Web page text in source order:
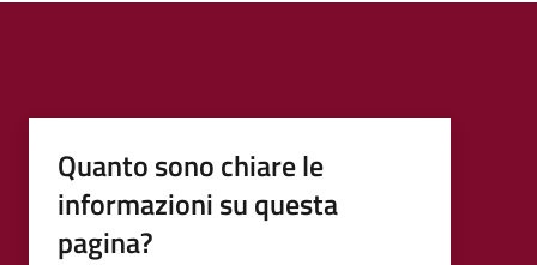
Quanto sono chiare le
informazioni su questa
pagina?